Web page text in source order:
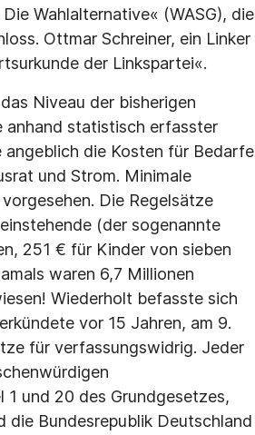
Wahlalternative« (WASG), die
Ottmar Schreiner, ein Linker
der Linkspartei«.
Niveau der bisherigen
anhand statistisch erfass­ter
die Kosten für Bedarfe
und Strom. Minimale
Die Regelsätze
(der sogenannte
251 € für Kinder von sieben
waren 6,7 Millionen
Wiederholt befasste sich
vor 15 Jahren, am 9.
für verfassungswidrig. Jeder
1 und 20 des Grundgesetzes,
die Bundesrepublik Deutschland